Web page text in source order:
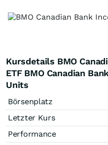
Kursdetails BMO
ETF BMO Canadian
Units
Börsenplatz
Letzter Kurs
Performance